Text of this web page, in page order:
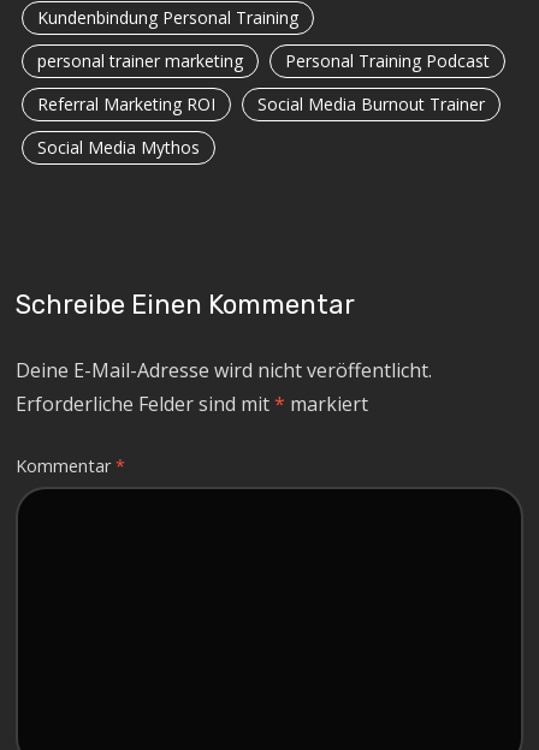
Kundenbindung Personal Training
personal trainer marketing
Personal Training Podcast
Referral Marketing ROI
Social Media Burnout Trainer
Social Media Mythos
Schreibe Einen Kommentar
Deine E-Mail-Adresse wird nicht veröffentlicht.
Erforderliche Felder sind mit* markiert
Kommentar*